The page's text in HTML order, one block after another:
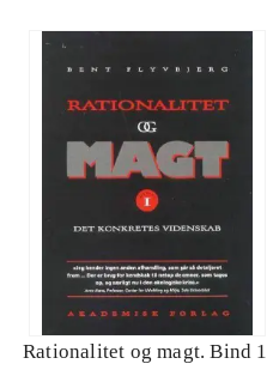
Rationalitet og magt. Bind 1